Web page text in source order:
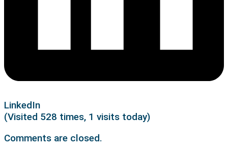
LinkedIn
(Visited 528 times, 1 visits today)
Comments are closed.